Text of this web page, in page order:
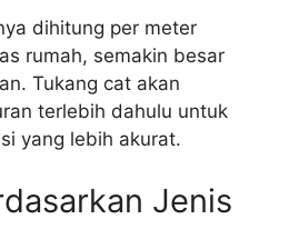
dihitung per meter
rumah, semakin besar
Tukang cat akan
terlebih dahulu untuk
yang lebih akurat.
Jenis